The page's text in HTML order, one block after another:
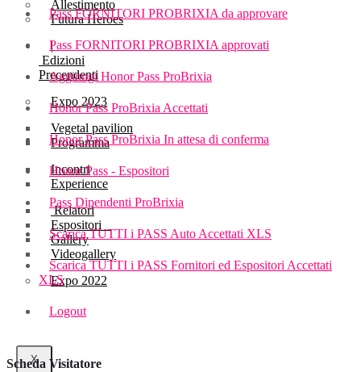
Allestimento
Futura Heroes
|
Edizioni
Precendenti
Expo 2023
Vegetal pavilion
Programma
Incontri
Experience
Relatori
Espositori
Gallery
Videogallery
Expo 2022
X
Pass FORNITORI PROBRIXIA da approvare
Pass FORNITORI PROBRIXIA approvati
Aggiungi Honor Pass ProBrixia
Honor Pass ProBrixia Accettati
Honor Pass ProBrixia In attesa di conferma
Honor Pass - Espositori
Pass Dipendenti ProBrixia
Scarica TUTTI i PASS Auto Accettati XLS
Scarica TUTTI i PASS Fornitori ed Espositori Accettati
XLS
Logout
Scheda Visitatore